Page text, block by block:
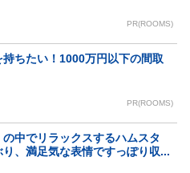
PR(ROOMS)
持ちたい！1000万円以下の間取
PR(ROOMS)
中でリラックスするハムスタ
り、満足気な表情ですっぽり収...